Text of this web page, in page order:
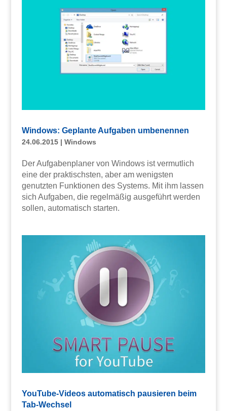
Windows: Geplante Aufgaben umbenennen
24.06.2015| Windows
Der Aufgabenplaner von Windows ist vermutlich
eine der praktischsten, aber am wenigsten
genutzten Funktionen des Systems. Mit ihm lassen
sich Aufgaben, die regelmäßig ausgeführt werden
sollen, automatisch starten.
YouTube-Videos automatisch pausieren beim
Tab-Wechsel